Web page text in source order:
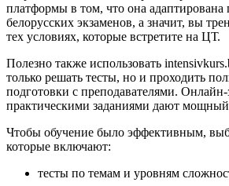
платформы в том, что она адаптирована
белорусских экзаменов, а значит, вы
тех условиях, которые встретите на ЦТ.
Полезно также использовать
только решать тесты, но и проходить
подготовки с преподавателями. Онлайн-
практическими заданиями дают мощный
Чтобы обучение было эффективным,
которые включают:
тесты по темам и уровням